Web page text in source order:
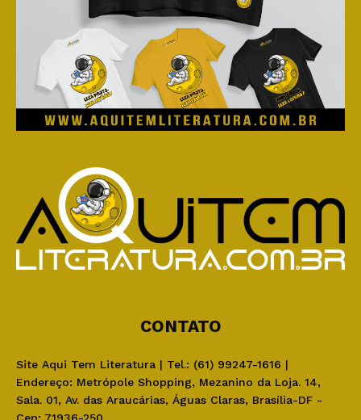
CONTATO
Site Aqui Tem Literatura | Tel.: (61) 99247-1616 |
Endereço: Metrópole Shopping, Mezanino da Loja. 14,
Sala. 01, Av. das Araucárias, Águas Claras, Brasília-DF -
Cep: 71936-250